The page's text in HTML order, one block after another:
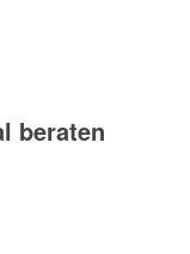
beraten